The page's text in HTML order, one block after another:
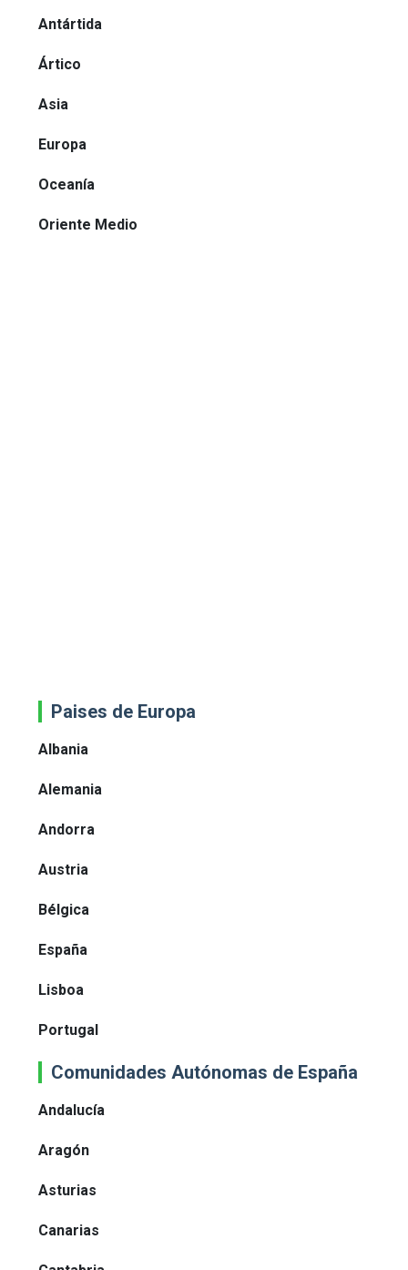
Antártida
Ártico
Asia
Europa
Oceanía
Oriente Medio
Paises de Europa
Albania
Alemania
Andorra
Austria
Bélgica
España
Lisboa
Portugal
Comunidades Autónomas de España
Andalucía
Aragón
Asturias
Canarias